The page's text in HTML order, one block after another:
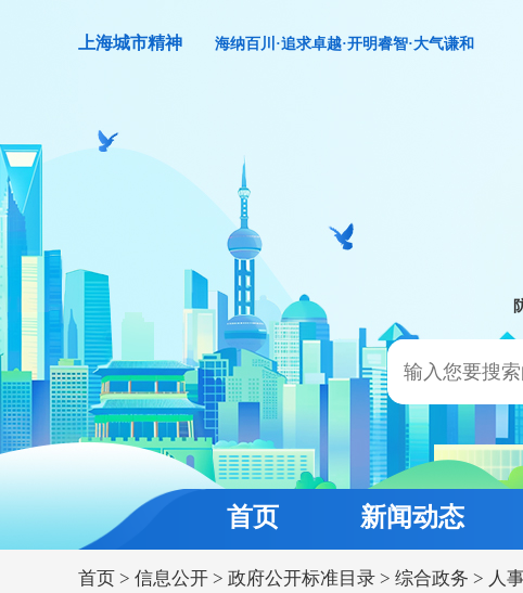
上海城市精神 海纳百川·追求卓越·开明睿智·大气谦和
首页 新闻动态
首页 > 信息公开 > 政府公开标准目录 > 综合政务 > 人